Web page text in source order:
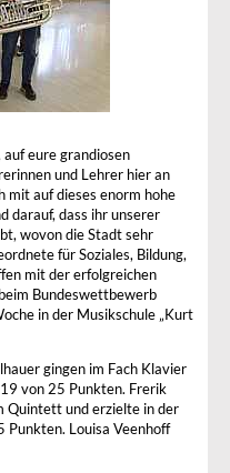
auf eure grandiosen
und Lehrer hier an
mit auf dieses enorm hohe
darauf, dass ihr unserer
wovon die Stadt sehr
für Soziales, Bildung,
mit der erfolgreichen
Bundeswettbewerb
in der Musikschule „Kurt
gingen im Fach Klavier
von 25 Punkten. Frerik
Quintett und erzielte in der
Punkten. Louisa Veenhoff